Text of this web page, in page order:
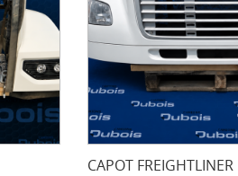
CAPOT FREIGHTLINER